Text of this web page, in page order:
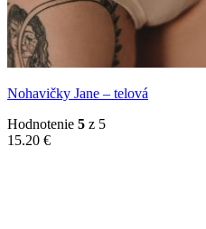
Nohavičky Jane – telová
Hodnotenie 5 z 5
15.20 €